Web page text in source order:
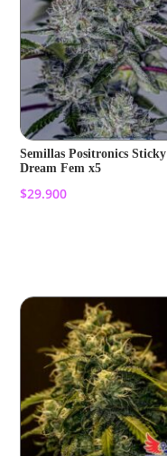
Semillas Positronics Sticky
Dream Fem x5
$29.900